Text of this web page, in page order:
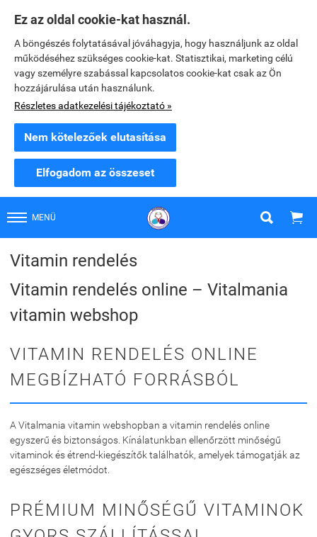
Ez az oldal cookie-kat használ.
A böngészés folytatásával jóváhagyja, hogy használjunk az oldal
működéséhez szükséges cookie-kat. Statisztikai, marketing célú
vagy személyre szabással kapcsolatos cookie-kat csak az Ön
hozzájárulása után használunk.
Részletes adatkezelési tájékoztató »
Nem kötelezőek elutasítása
Elfogadom az összeset
MENÜ  
Vitamin rendelés
Vitamin rendelés online – Vitalmania
vitamin webshop
VITAMIN RENDELÉS ONLINE
MEGBÍZHATÓ FORRÁSBÓL
A Vitalmania vitamin webshopban a vitamin rendelés online
egyszerű és biztonságos. Kínálatunkban ellenőrzött minőségű
vitaminok és étrend-kiegészítők találhatók, amelyek támogatják az
egészséges életmódot.
PRÉMIUM MINŐSÉGŰ VITAMINOK